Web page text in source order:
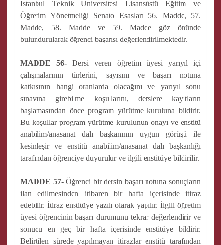
İstanbul Teknik Üniversitesi Lisansüstü Eğitim ve
Öğretim Yönetmeliği Senato Esasları 56. Madde, 57.
Madde, 58. Madde ve 59. Madde göz önünde
bulundurularak öğrenci başarısı değerlendirilmektedir.
MADDE 56- Dersi veren öğretim üyesi yarıyıl içi
çalışmalarının türlerini, sayısını ve başarı notuna
katkısının hangi oranlarda olacağını ve yarıyıl sonu
sınavına girebilme koşullarını, derslere kayıtların
başlamasından önce program yürütme kuruluna bildirir.
Bu koşullar program yürütme kurulunun onayı ve enstitü
anabilim/anasanat dalı başkanının uygun görüşü ile
kesinleşir ve enstitü anabilim/anasanat dalı başkanlığı
tarafından öğrenciye duyurulur ve ilgili enstitüye bildirilir.
MADDE 57-Öğrenci bir dersin başarı notuna sonuçların
ilan edilmesinden itibaren bir hafta içerisinde itiraz
edebilir. İtiraz enstitüye yazılı olarak yapılır. İlgili öğretim
üyesi öğrencinin başarı durumunu tekrar değerlendirir ve
sonucu en geç bir hafta içerisinde enstitüye bildirir.
Belirtilen sürede yapılmayan itirazlar enstitü tarafından